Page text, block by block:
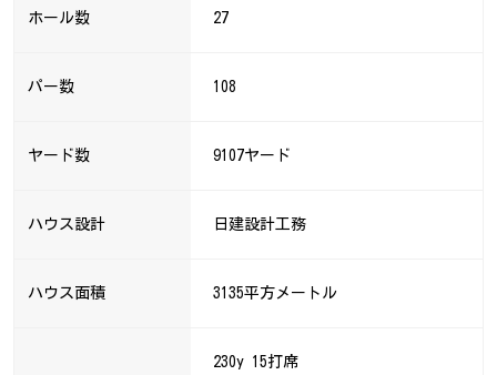
ホール数 27
パー数 108
ヤード数 9107ヤード
ハウス設計 日建設計工務
ハウス面積 3135平方メートル
230y 15打席